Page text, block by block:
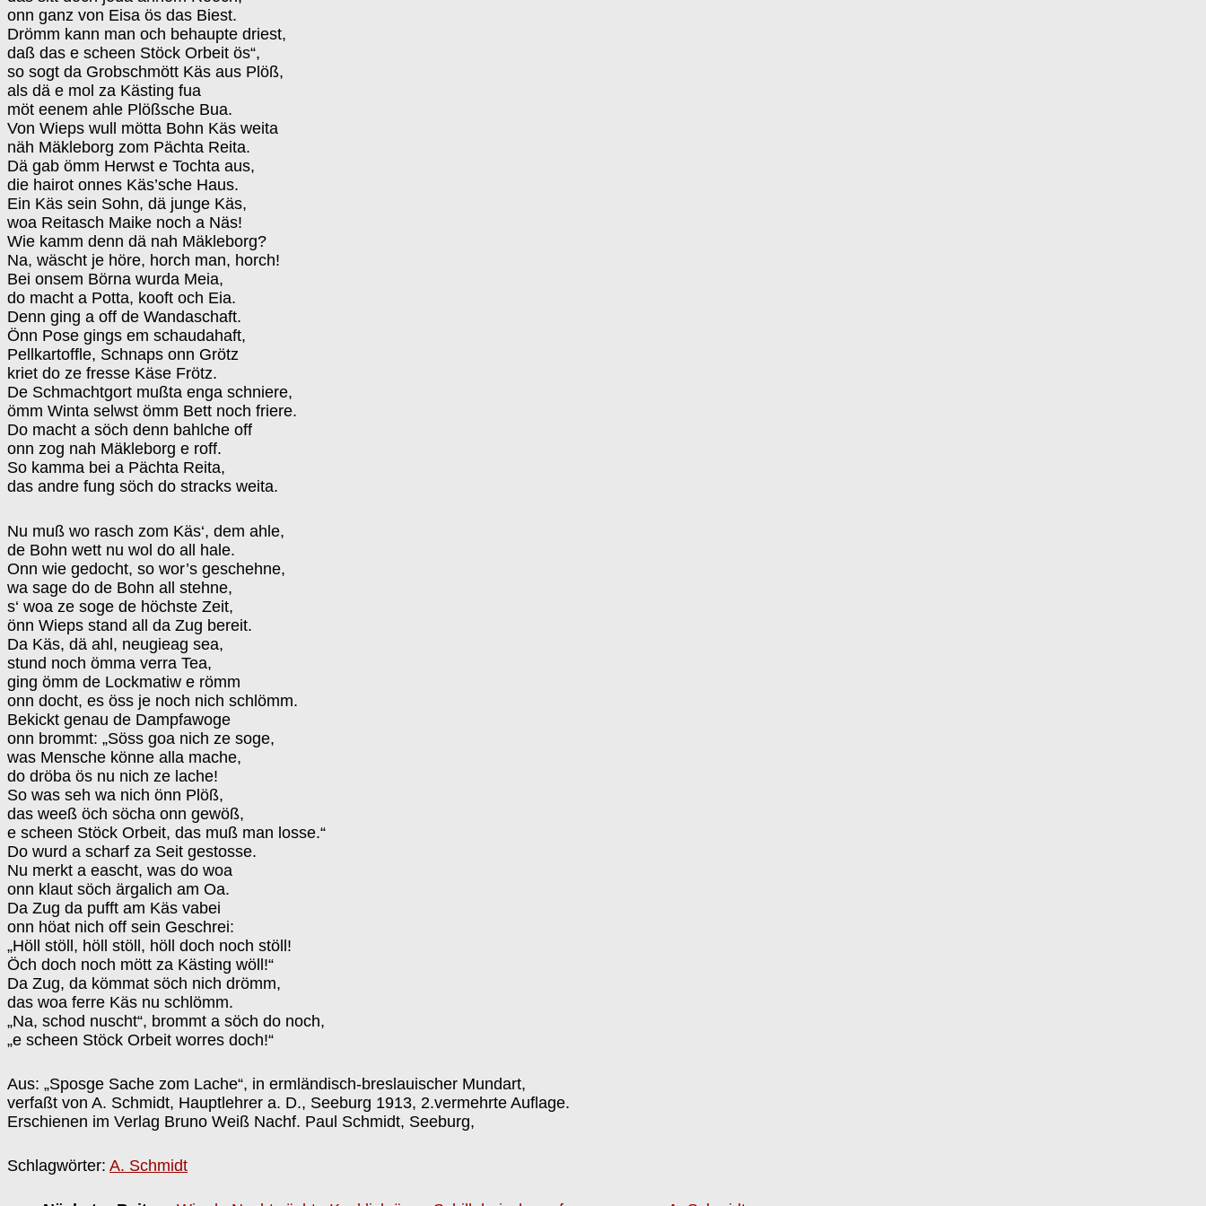
onn ganz von Eisa ös das Biest.
Drömm kann man och behaupte driest,
daß das e scheen Stöck Orbeit ös“,
so sogt da Grobschmött Käs aus Plöß,
als dä e mol za Kästing fua
möt eenem ahle Plößsche Bua.
Von Wieps wull mötta Bohn Käs weita
näh Mäkleborg zom Pächta Reita.
Dä gab ömm Herwst e Tochta aus,
die hairot onnes Käs’sche Haus.
Ein Käs sein Sohn, dä junge Käs,
woa Reitasch Maike noch a Näs!
Wie kamm denn dä nah Mäkleborg?
Na, wäscht je höre, horch man, horch!
Bei onsem Börna wurda Meia,
do macht a Potta, kooft och Eia.
Denn ging a off de Wandaschaft.
Önn Pose gings em schaudahaft,
Pellkartoffle, Schnaps onn Grötz
kriet do ze fresse Käse Frötz.
De Schmachtgort mußta enga schniere,
ömm Winta selwst ömm Bett noch friere.
Do macht a söch denn bahlche off
onn zog nah Mäkleborg e roff.
So kamma bei a Pächta Reita,
das andre fung söch do stracks weita.
Nu muß wo rasch zom Käs‘, dem ahle,
de Bohn wett nu wol do all hale.
Onn wie gedocht, so wor’s geschehne,
wa sage do de Bohn all stehne,
s‘ woa ze soge de höchste Zeit,
önn Wieps stand all da Zug bereit.
Da Käs, dä ahl, neugieag sea,
stund noch ömma verra Tea,
ging ömm de Lockmatiw e römm
onn docht, es öss je noch nich schlömm.
Bekickt genau de Dampfawoge
onn brommt: „Söss goa nich ze soge,
was Mensche könne alla mache,
do dröba ös nu nich ze lache!
So was seh wa nich önn Plöß,
das weeß öch söcha onn gewöß,
e scheen Stöck Orbeit, das muß man losse.“
Do wurd a scharf za Seit gestosse.
Nu merkt a eascht, was do woa
onn klaut söch ärgalich am Oa.
Da Zug da pufft am Käs vabei
onn höat nich off sein Geschrei:
„Höll stöll, höll stöll, höll doch noch stöll!
Öch doch noch mött za Kästing wöll!“
Da Zug, da kömmat söch nich drömm,
das woa ferre Käs nu schlömm.
„Na, schod nuscht“, brommt a söch do noch,
„e scheen Stöck Orbeit worres doch!“
Aus: „Sposge Sache zom Lache“, in ermländisch-breslauischer Mundart,
verfaßt von A. Schmidt, Hauptlehrer a. D., Seeburg 1913, 2.vermehrte Auflage.
Erschienen im Verlag Bruno Weiß Nachf. Paul Schmidt, Seeburg,
Schlagwörter: A. Schmidt